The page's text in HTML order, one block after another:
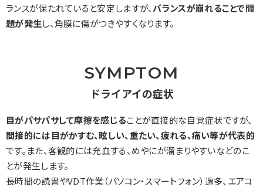
ランスが保たれていると安定しますが、バランスが崩れることで問
題が発生し、角膜に傷がつきやすくなります。
SYMPTOM
ドライアイの症状
目がパサパサして摩擦を感じることが直接的な自覚症状ですが、
間接的には目がかすむ、眩しい、重たい、疲れる、痛い等が代表的
です。また、客観的には充血する、めやにが溜まりやすいなどのこ
とが発生します。
長時間の読書やVDT作業（パソコン・スマートフォン）過多、エアコ